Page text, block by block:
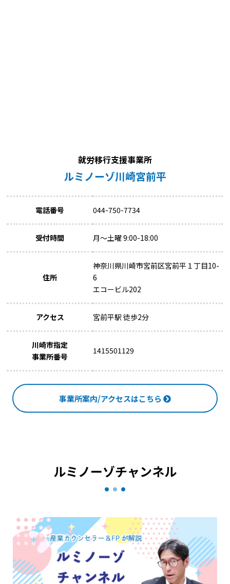
就労移行支援事業所
ルミノーゾ川崎宮前平
電話番号 044-750-7734
受付時間 月～土曜 9:00-18:00
住所
神奈川県川崎市宮前区宮前平１丁目10-
6
エコービル202
アクセス 宮前平駅 徒歩2分
川崎市指定
事業所番号
1415501129
事業所案内/アクセスはこちら
ルミノーゾチャンネル